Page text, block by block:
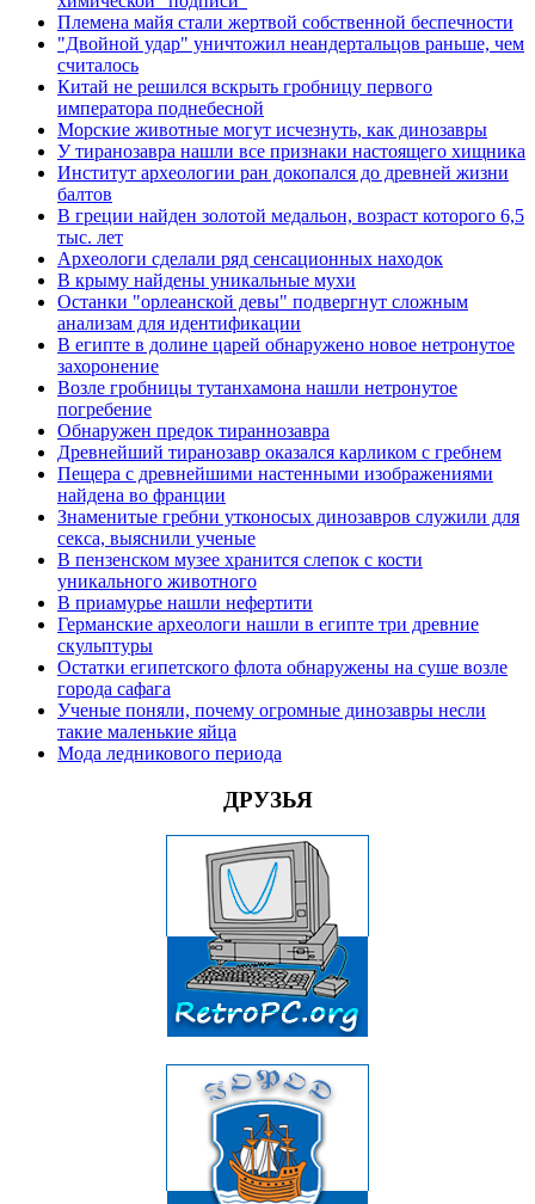
Племена майя стали жертвой собственной беспечности
"Двойной удар" уничтожил неандертальцов раньше, чем
считалось
Китай не решился вскрыть гробницу первого
императора поднебесной
Морские животные могут исчезнуть, как динозавры
У тиранозавра нашли все признаки настоящего хищника
Институт археологии ран докопался до древней жизни
балтов
В греции найден золотой медальон, возраст которого 6,5
тыс. лет
Археологи сделали ряд сенсационных находок
В крыму найдены уникальные мухи
Останки "орлеанской девы" подвергнут сложным
анализам для идентификации
В египте в долине царей обнаружено новое нетронутое
захоронение
Возле гробницы тутанхамона нашли нетронутое
погребение
Обнаружен предок тираннозавра
Древнейший тиранозавр оказался карликом с гребнем
Пещера с древнейшими настенными изображениями
найдена во франции
Знаменитые гребни утконосых динозавров служили для
секса, выяснили ученые
В пензенском музее хранится слепок с кости
уникального животного
В приамурье нашли нефертити
Германские археологи нашли в египте три древние
скульптуры
Остатки египетского флота обнаружены на суше возле
города сафага
Ученые поняли, почему огромные динозавры несли
такие маленькие яйца
Мода ледникового периода
ДРУЗЬЯ